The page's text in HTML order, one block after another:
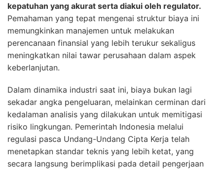
kepatuhan yang akurat serta diakui oleh regulator.
Pemahaman yang tepat mengenai struktur biaya ini
memungkinkan manajemen untuk melakukan
perencanaan finansial yang lebih terukur sekaligus
meningkatkan nilai tawar perusahaan dalam aspek
keberlanjutan.
Dalam dinamika industri saat ini, biaya bukan lagi
sekadar angka pengeluaran, melainkan cerminan dari
kedalaman analisis yang dilakukan untuk memitigasi
risiko lingkungan. Pemerintah Indonesia melalui
regulasi pasca Undang-Undang Cipta Kerja telah
menetapkan standar teknis yang lebih ketat, yang
secara langsung berimplikasi pada detail pengerjaan